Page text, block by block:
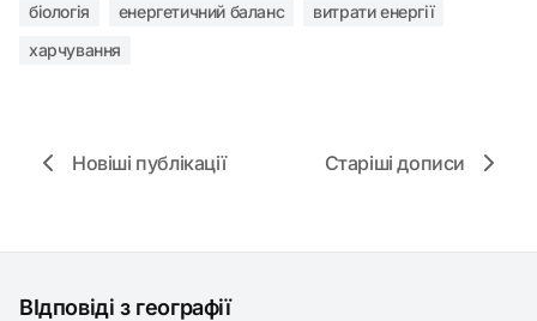
біологія енергетичний баланс
витрати енергії
харчування
Новіші публікації Старіші дописи
ВІдповіді з географії